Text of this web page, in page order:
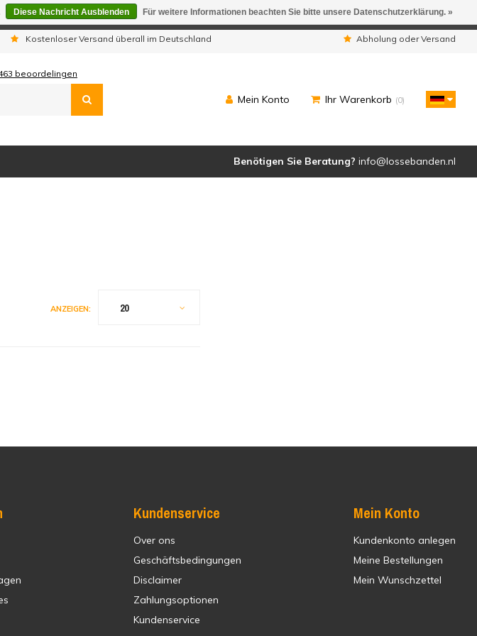
Kostenloser Versand überall im Deutschland Abholung oder Versand
beoordelingen
Mein Konto Ihr Warenkorb (0)
Benötigen Sie Beratung? info@lossebanden.nl
ANZEIGEN: 20
Kundenservice
Over ons
Geschäftsbedingungen
Disclaimer
Zahlungsoptionen
Kundenservice
Mein Konto
Kundenkonto anlegen
Meine Bestellungen
Mein Wunschzettel
Diese Nachricht Ausblenden Für weitere Informationen beachten Sie bitte unsere Datenschutzerklärung. »
Aufgegebene Bestellungen werden geliefert.